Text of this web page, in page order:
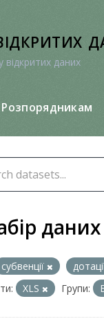
даних
Розпорядникам
субвенції
XLS Групи: